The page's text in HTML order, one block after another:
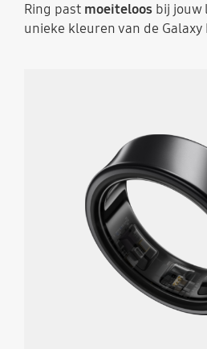
Ring past moeiteloosbij jouw
unieke kleuren van de Galaxy